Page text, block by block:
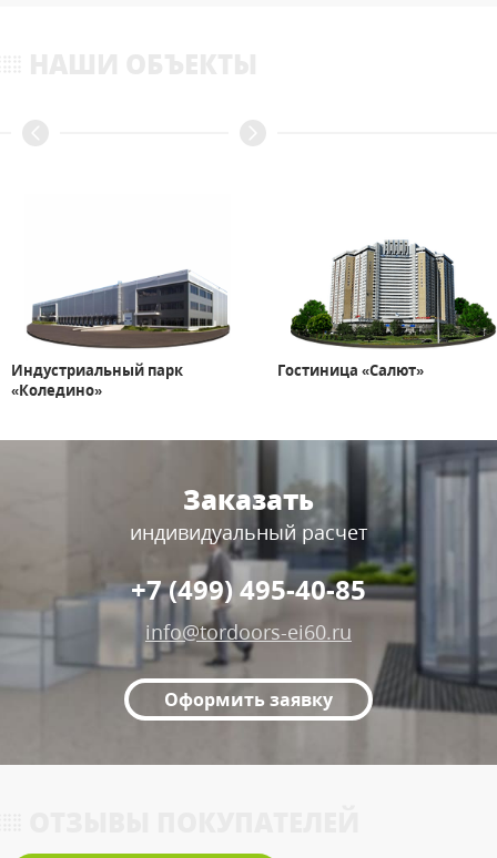
Индустриальный парк
«Коледино»
Гостиница «Салют»
Заказать
индивидуальный расчет
Оформить заявку
+7 (499) 495-40-85
info@tordoors-ei60.ru